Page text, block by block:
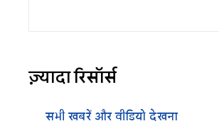
ज़्यादा रिसॉर्स
सभी खबरें और वीडियो देखना